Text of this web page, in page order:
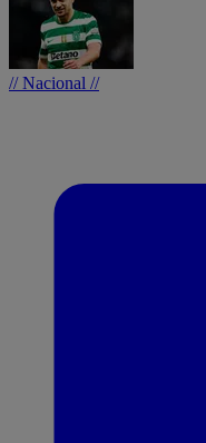
// Nacional //